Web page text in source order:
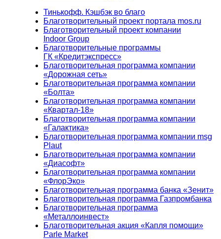
Тинькофф. Кэшбэк во благо
Благотворительный проект портала mos.ru
Благотворительный проект компании
Indoor Group
Благотворительные программы
ГК «Кредитэкспресс»
Благотворительная программа компании
«Дорожная сеть»
Благотворительная программа компании
«Болта»
Благотворительная программа компании
«Квартал-18»
Благотворительная программа компании
«Галактика»
Благотворительная программа компании msg
Plaut
Благотворительная программа компании
«Диасофт»
Благотворительная программа компании
«ФлорЭко»
Благотворительная программа банка «Зенит»
Благотворительная программа Газпромбанка
Благотворительная программа
«Металлоинвест»
Благотворительная акция «Капля помощи»
Parle Market